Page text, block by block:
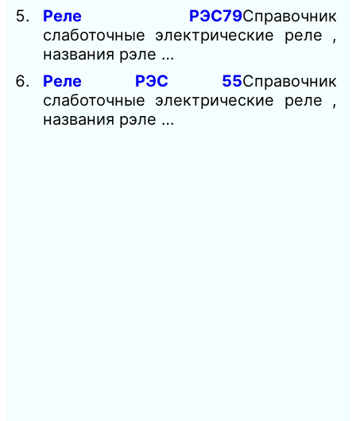
Реле РЭС79Справочник
слаботочные электрические реле ,
названия рэле …
Реле РЭС 55Справочник
слаботочные электрические реле ,
названия рэле …